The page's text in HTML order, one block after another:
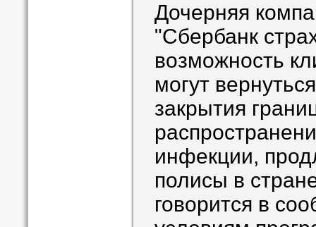
Дочерняя
"Сбербанк
возможность
могут
закрытия
инфекции,
полисы в
говорится в